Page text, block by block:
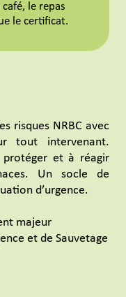
café, le repas
le certificat.
risques NRBC avec
tout intervenant.
protéger et à réagir
Un socle de
d’urgence.
majeur
et de Sauvetage